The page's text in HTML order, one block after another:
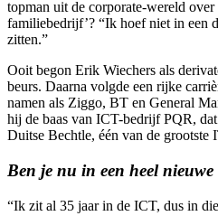
topman uit de corporate-wereld over
familiebedrijf’? “Ik hoef niet in een
zitten.”
Ooit begon Erik Wiechers als
beurs. Daarna volgde een rijke
namen als Ziggo, BT en General
hij de baas van ICT-bedrijf PQR,
Duitse Bechtle, één van de grootste
Ben je nu in een heel nieuwe
“Ik zit al 35 jaar in de ICT, dus in